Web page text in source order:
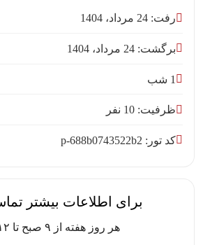
رفت: 24 مرداد، 1404
برگشت: 24 مرداد، 1404
1 شب
ظرفیت: 10 نفر
کد تور: p-688b0743522b2
برای اطلاعات بیشتر
هر روز هفته از ۹ صبح تا ۱۲ شب